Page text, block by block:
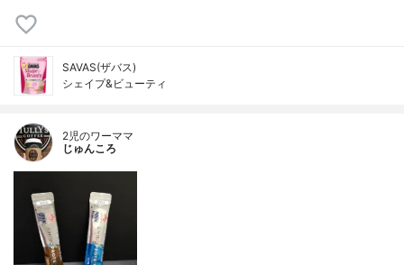
SAVAS(ザバス)
シェイプ&ビューティ
2児のワーママ
じゅんころ